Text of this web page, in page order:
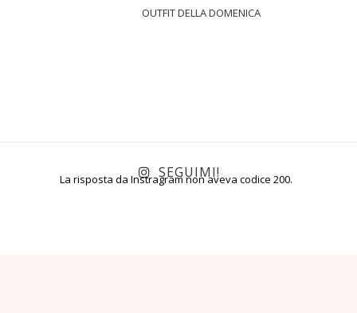
OUTFIT DELLA DOMENICA
La risposta da Instragram non aveva codice 200.
SEGUIMI!